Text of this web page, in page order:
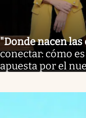
"Donde nacen las
conectar: cómo
apuesta por el